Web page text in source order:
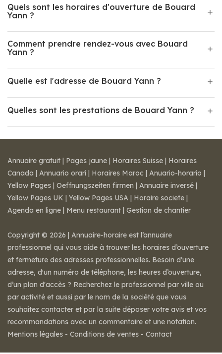
Quels sont les horaires d'ouverture de Bouard
Yann ?
Comment prendre rendez-vous avec Bouard
Yann ?
Quelle est l'adresse de Bouard Yann ?
Quelles sont les prestations de Bouard Yann ?
Annuaire gratuit | Pages jaune | Horaires Suisse | Horaires
Canada | Annuario orari | Horaires Maroc | Anuario-horario |
Yellow Pages | Oeffnungszeiten firmen | Annuaire inversé |
Yellow Pages UK | Yellow Pages USA | Horaire societe |
Agenda en ligne | Menu restaurant | Gestion de chantier
Copyright © 2026 | Annuaire-horaire est l’annuaire
professionnel qui vous aide à trouver les horaires d’ouverture
et fermeture des adresses professionnelles. Besoin d'une
adresse, d'un numéro de téléphone, les heures d’ouverture,
d’un plan d'accès ? Recherchez le professionnel par ville ou
par activité et aussi par le nom de la société que vous
souhaitez contacter et par la suite déposer votre avis et vos
recommandations avec un commentaire et une notation.
Mentions légales - Conditions de ventes - Contact